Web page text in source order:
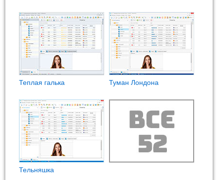
Теплая галька Туман Лондона
Тельняшка